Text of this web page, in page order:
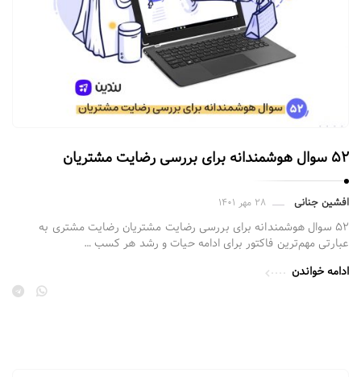
۵۲ سوال هوشمندانه برای بررسی رضایت مشتریان
افشین جنانی ۲۸ مهر ۱۴۰۱
۵۲ سوال هوشمندانه برای بررسی رضایت مشتریان رضایت مشتری به
عبارتی مهم‌ترین فاکتور برای ادامه حیات و رشد هر کسب …
ادامه خواندن